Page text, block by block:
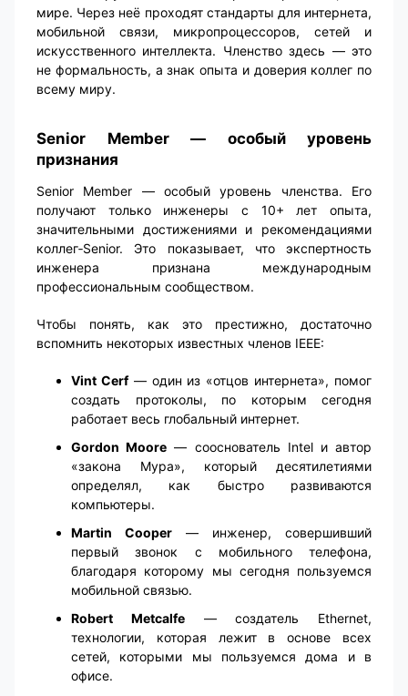
мире. Через неё проходят стандарты для интернета,
мобильной связи, микропроцессоров, сетей и
искусственного интеллекта. Членство здесь — это
не формальность, а знак опыта и доверия коллег по
всему миру.
Senior Member — особый уровень
признания
Senior Member — особый уровень членства. Его
получают только инженеры с 10+ лет опыта,
значительными достижениями и рекомендациями
коллег‑Senior. Это показывает, что экспертность
инженера признана международным
профессиональным сообществом.
Чтобы понять, как это престижно, достаточно
вспомнить некоторых известных членов IEEE:
Vint Cerf— один из «отцов интернета», помог
создать протоколы, по которым сегодня
работает весь глобальный интернет.
Gordon Moore — сооснователь Intel и автор
«закона Мура», который десятилетиями
определял, как быстро развиваются
компьютеры.
Martin Cooper — инженер, совершивший
первый звонок с мобильного телефона,
благодаря которому мы сегодня пользуемся
мобильной связью.
Robert Metcalfe— создатель Ethernet,
технологии, которая лежит в основе всех
сетей, которыми мы пользуемся дома и в
офисе.